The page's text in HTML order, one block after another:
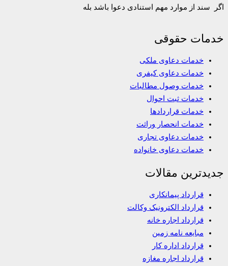
اگر سند از موارد مهم استنادی دعوا باشد بله
خدمات حقوقی
خدمات دعاوی ملکی
خدمات دعاوی کیفری
خدمات وصول مطالبات
خدمات ثبت احوال
خدمات قراردادها
خدمات انحصار وراثت
خدمات دعاوی تجاری
خدمات دعاوی خانواده
جدیدترین مقالات
قرارداد پیمانکاری
قرارداد الکترونیک وکالت
قرارداد اجاره خانه
مبایعه نامه زمین
قرارداد اداره کار
قرارداد اجاره مغازه